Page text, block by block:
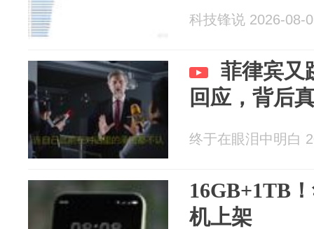
科技锋说 2026-08-
菲律宾又
回应，背后
终于在眼泪中明白
16GB+1TB
机上架